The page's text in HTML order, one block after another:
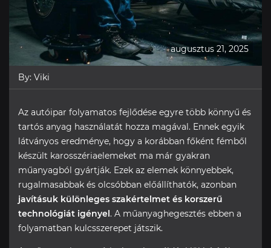
augusztus 21, 2025
By: Viki
Az autóipar folyamatos fejlődése egyre több könnyű és
tartós anyag használatát hozza magával. Ennek egyik
látványos eredménye, hogy a korábban főként fémből
készült karosszériaelemeket ma már gyakran
műanyagból gyártják. Ezek az elemek könnyebbek,
rugalmasabbak és olcsóbban előállíthatók, azonban
javításuk különleges szakértelmet és korszerű
technológiát igényel. A műanyaghegesztés ebben a
folyamatban kulcsszerepet játszik.